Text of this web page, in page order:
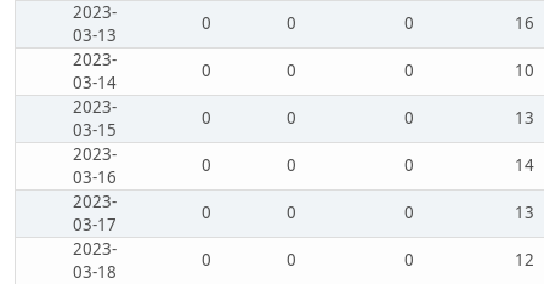
2023-
03-13
0 0 0
16
2023-
03-14
0 0 0
10
2023-
03-15
0 0 0
13
2023-
03-16
0 0 0
14
2023-
03-17
0 0 0
13
2023-
03-18
0 0 0
12